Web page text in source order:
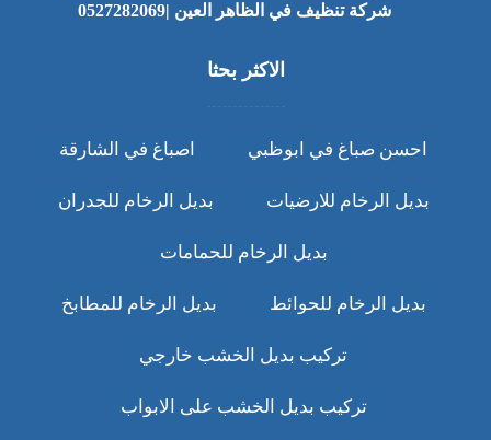
شركة تنظيف في الظاهر العين |0527282069
الاكثر بحثا
احسن صباغ في ابوظبي اصباغ في الشارقة
بديل الرخام للارضيات بديل الرخام للجدران
بديل الرخام للحمامات
بديل الرخام للحوائط بديل الرخام للمطابخ
تركيب بديل الخشب خارجي
تركيب بديل الخشب على الابواب